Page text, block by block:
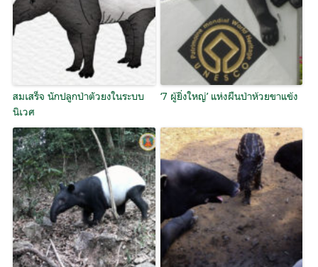
สมเสร็จ นักปลูกป่าตัวยงในระบบ
นิเวศ
‘7 ผู้ยิ่งใหญ่’ แห่งผืนป่าห้วยขาแข้ง